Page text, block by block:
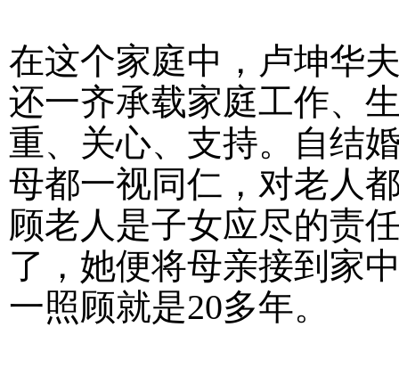
在这个家庭中，卢坤华
还一齐承载家庭工作、
重、关心、支持。自结
母都一视同仁，对老人
顾老人是子女应尽的责
了，她便将母亲接到家
一照顾就是20多年。